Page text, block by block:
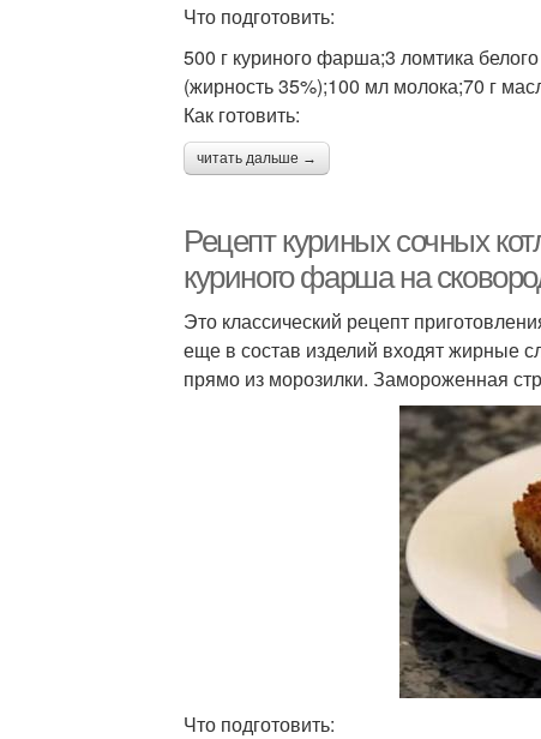
Что подготовить:
500 г куриного фарша;3 ломтика
(жирность 35%);100 мл молока;70 г
Как готовить:
читать дальше →
Рецепт куриных сочных
куриного фарша на
Это классический рецепт
еще в состав изделий входят жирные
прямо из морозилки. Замороженная
Что подготовить: